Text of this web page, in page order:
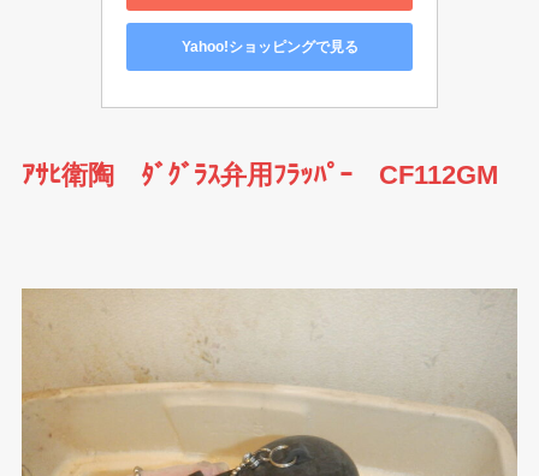
Yahoo!ショッピングで見る
ｱｻﾋ衛陶 ﾀﾞｸﾞﾗｽ弁用ﾌﾗｯﾊﾟｰ CF112GM